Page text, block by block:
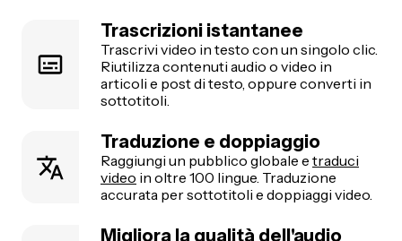
Trascrizioni istantanee
Trascrivi video in testo con un singolo clic.
Riutilizza contenuti audio o video in
articoli e post di testo, oppure converti in
sottotitoli.
Traduzione e doppiaggio
Raggiungi un pubblico globale e traduci
video in oltre 100 lingue. Traduzione
accurata per sottotitoli e doppiaggi video.
Migliora la qualità dell'audio